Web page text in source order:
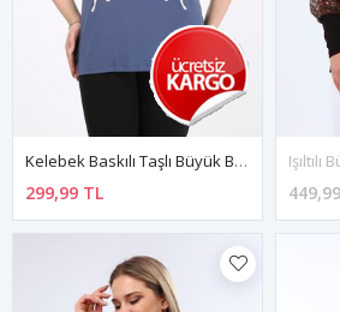
Kelebek Baskılı Taşlı Büyük Beden Tshirt 37B-2096
299,99 TL